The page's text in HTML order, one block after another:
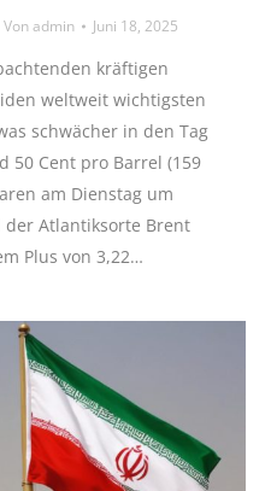
Vonadmin Juni 18, 2025
kräftigen
weltweit wichtigsten
schwächer in den Tag
50 Cent pro Barrel (159
am Dienstag um
der Atlantiksorte Brent
Plus von 3,22…